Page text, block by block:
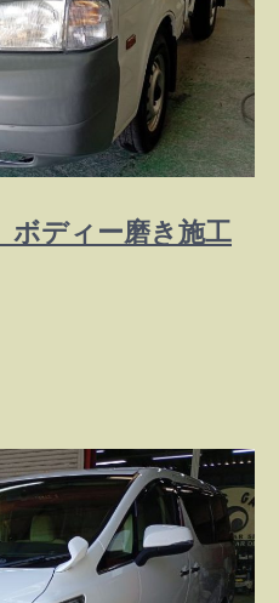
ディー磨き施工